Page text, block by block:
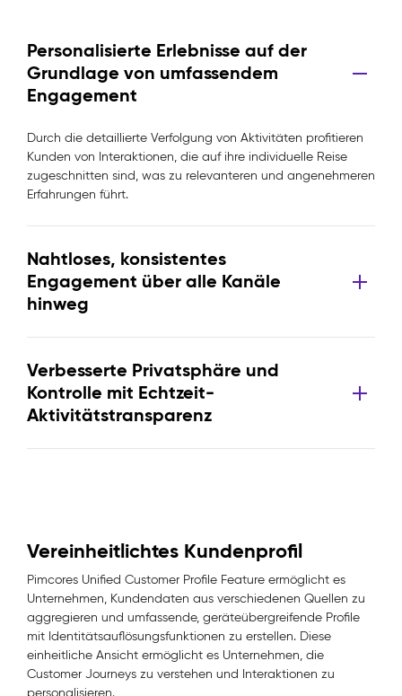
Personalisierte Erlebnisse auf der
Grundlage von umfassendem
Engagement
Durch die detaillierte Verfolgung von Aktivitäten profitieren
Kunden von Interaktionen, die auf ihre individuelle Reise
zugeschnitten sind, was zu relevanteren und angenehmeren
Erfahrungen führt.
Nahtloses, konsistentes
Engagement über alle Kanäle
hinweg
Verbesserte Privatsphäre und
Kontrolle mit Echtzeit-
Aktivitätstransparenz
Vereinheitlichtes Kundenprofil
Pimcores Unified Customer Profile Feature ermöglicht es
Unternehmen, Kundendaten aus verschiedenen Quellen zu
aggregieren und umfassende, geräteübergreifende Profile
mit Identitätsauflösungsfunktionen zu erstellen. Diese
einheitliche Ansicht ermöglicht es Unternehmen, die
Customer Journeys zu verstehen und Interaktionen zu
personalisieren.